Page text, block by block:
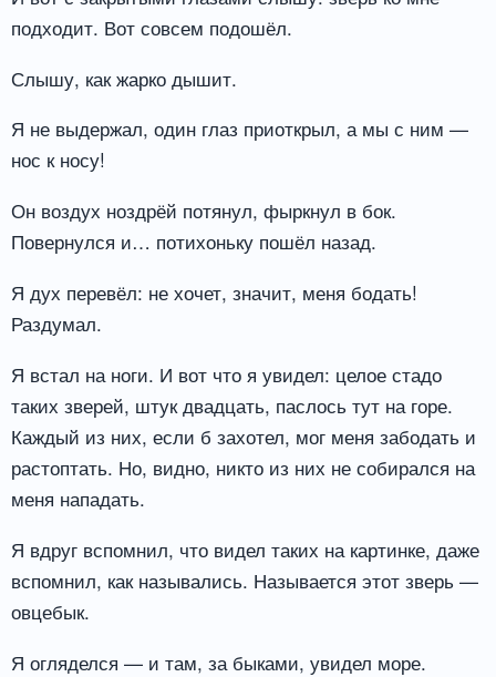
подходит. Вот совсем подошёл.
Слышу, как жарко дышит.
Я не выдержал, один глаз приоткрыл, а мы с ним —
нос к носу!
Он воздух ноздрёй потянул, фыркнул в бок.
Повернулся и… потихоньку пошёл назад.
Я дух перевёл: не хочет, значит, меня бодать!
Раздумал.
Я встал на ноги. И вот что я увидел: целое стадо
таких зверей, штук двадцать, паслось тут на горе.
Каждый из них, если б захотел, мог меня забодать и
растоптать. Но, видно, никто из них не собирался на
меня нападать.
Я вдруг вспомнил, что видел таких на картинке, даже
вспомнил, как назывались. Называется этот зверь —
овцебык.
Я огляделся — и там, за быками, увидел море.